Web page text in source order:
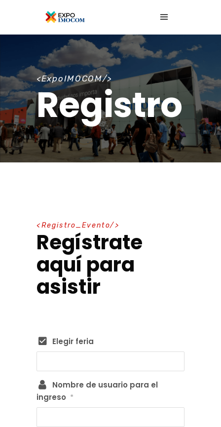
<ExpoIMOCOM/>
Registro
Registro_Evento
Regístrate
aquí para
asistir
Elegir feria
Nombre de usuario para el
ingreso *